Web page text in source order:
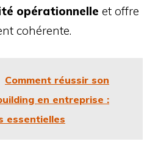
opérationnelle et offre
cohérente.
Comment réussir son
en entreprise :
essentielles